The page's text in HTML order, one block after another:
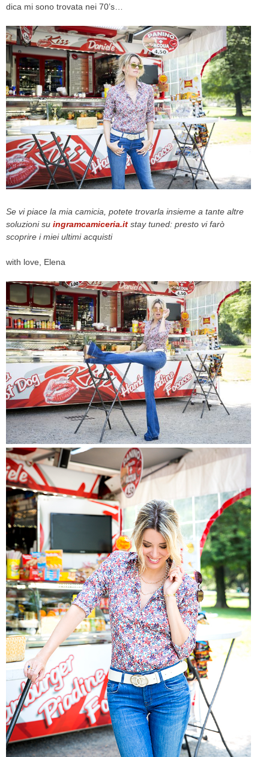
dica mi sono trovata nei 70’s…
Se vi piace la mia camicia, potete trovarla insieme a tante altre
soluzioni su ingramcamiceria.it stay tuned: presto vi farò
scoprire i miei ultimi acquisti
with love, Elena